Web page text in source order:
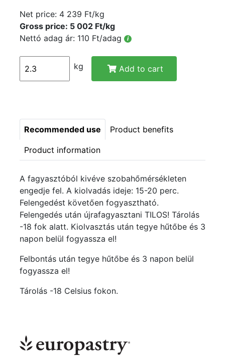
Net price: 4 239 Ft/kg
Gross price: 5 002 Ft/kg
Nettó adag ár: 110 Ft/adag
i
kg Add to cart
Recommended use Product benefits
Product information
A fagyasztóból kivéve szobahőmérsékleten
engedje fel. A kiolvadás ideje: 15-20 perc.
Felengedést követően fogyasztható.
Felengedés után újrafagyasztani TILOS! Tárolás
-18 fok alatt. Kiolvasztás után tegye hűtőbe és 3
napon belül fogyassza el!
Felbontás után tegye hűtőbe és 3 napon belül
fogyassza el!
Tárolás -18 Celsius fokon.